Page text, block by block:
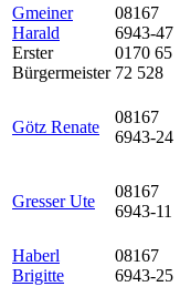
Gmeiner
Harald
Erster
Bürgermeister
08167
6943-47
0170 65
72 528
Götz Renate
08167
6943-24
Gresser Ute
08167
6943-11
Haberl
Brigitte
08167
6943-25